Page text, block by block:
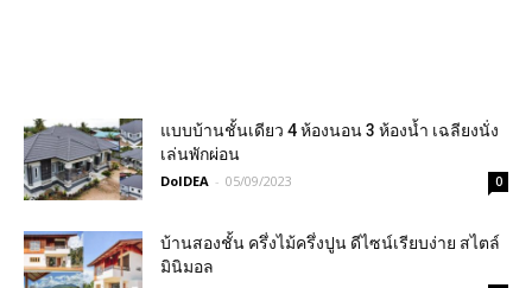
แบบบ้านชั้นเดียว 4 ห้องนอน 3 ห้องน้ำ เฉลียงนั่ง
เล่นพักผ่อน
DoIDEA - 05/09/2023 0
บ้านสองชั้น ครึ่งไม้ครึ่งปูน ดีไซน์เรียบง่าย สไตล์
มินิมอล